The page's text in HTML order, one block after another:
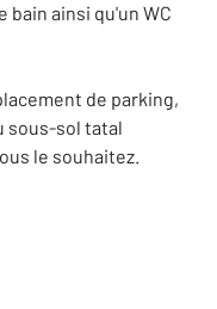
bain ainsi qu'un WC
de parking,
sous-sol tatal
le souhaitez.